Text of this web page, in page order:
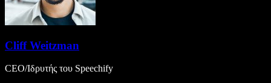
Cliff Weitzman
CEO/Ιδρυτής του Speechify